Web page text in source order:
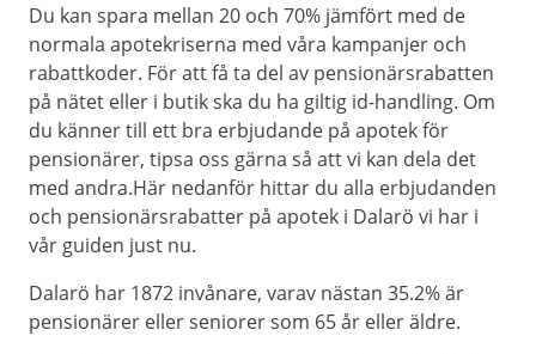
Du kan spara mellan 20 och 70% jämfört med de
normala apotekriserna med våra kampanjer och
rabattkoder. För att få ta del av pensionärsrabatten
på nätet eller i butik ska du ha giltig id-handling. Om
du känner till ett bra erbjudande på apotek för
pensionärer, tipsa oss gärna så att vi kan dela det
med andra.Här nedanför hittar du alla erbjudanden
och pensionärsrabatter på apotek i Dalarö vi har i
vår guiden just nu.
Dalarö har 1872 invånare, varav nästan 35.2% är
pensionärer eller seniorer som 65 år eller äldre.